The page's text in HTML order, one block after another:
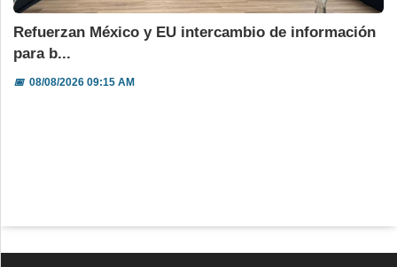
Refuerzan México y EU intercambio de información
para b...
📅08/08/2026 09:15 AM